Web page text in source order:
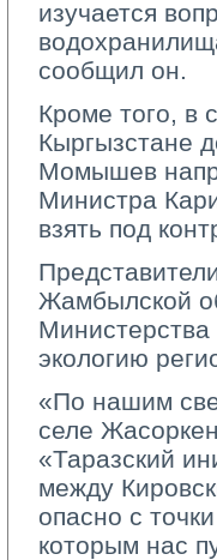
изучается
сообщил он.
Кроме того, в
Кыргызстане
Момышев
Министра
взять под
Жамбылской
Министерства
экологию
«По нашим
селе
«Таразский
между
опасно с
которым нас